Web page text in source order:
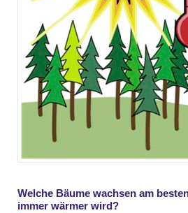
Welche Bäume wachsen am
immer wärmer wird?